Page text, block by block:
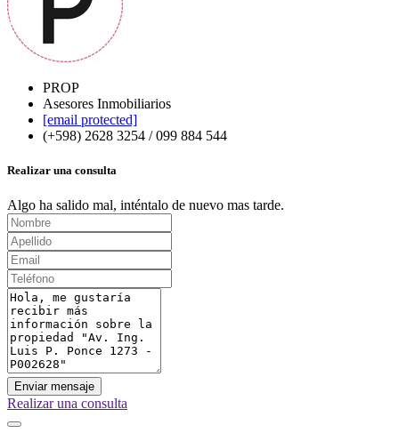
PROP
Asesores Inmobiliarios
[email protected]
(+598) 2628 3254 / 099 884 544
Realizar una consulta
Algo ha salido mal, inténtalo de nuevo mas tarde.
Enviar mensaje
Realizar una consulta